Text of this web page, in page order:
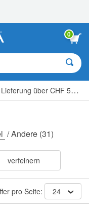
0
Lieferung über CHF 56.00 »
/Andere(31)
verfeinern
pro Seite: 24